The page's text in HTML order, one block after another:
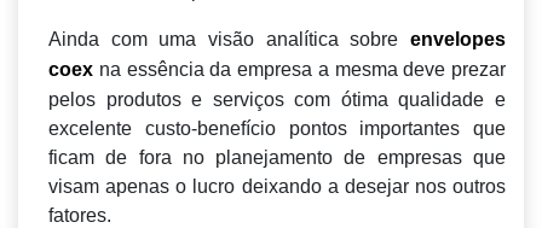
Ainda com uma visão analítica sobre envelopes
coex na essência da empresa a mesma deve prezar
pelos produtos e serviços com ótima qualidade e
excelente custo-benefício pontos importantes que
ficam de fora no planejamento de empresas que
visam apenas o lucro deixando a desejar nos outros
fatores.